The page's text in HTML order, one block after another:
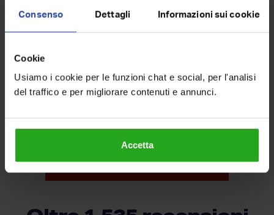
Consenso Dettagli Informazioni sui cookie
Cookie
Usiamo i cookie per le funzioni chat e social, per l'analisi
del traffico e per migliorare contenuti e annunci.
Accetta
Quadrilocale in vendita, via
Porto, Lipari
€ 185.000
123mq 4 1 2